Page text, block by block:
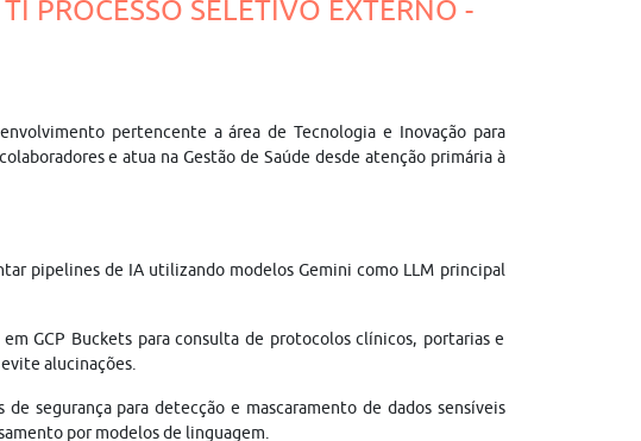
PROCESSO SELETIVO EXTERNO -
pertencente a área de Tecnologia e Inovação para
e atua na Gestão de Saúde desde atenção primária à
pipelines de IA utilizando modelos Gemini como LLM principal
GCP Buckets para consulta de protocolos clínicos, portarias e
alucinações.
segurança para detecção e mascaramento de dados sensíveis
por modelos de linguagem.